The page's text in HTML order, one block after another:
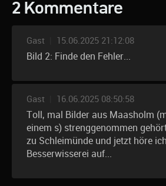
2 Kommentare
Gast 15.06.2025 21:12:08
Bild 2: Finde den Fehler...
Gast 16.06.2025 08:50:58
Toll, mal Bilder aus Maasholm
einem s) strenggenommen
zu Schleimünde und jetzt höre
Besserwisserei auf...